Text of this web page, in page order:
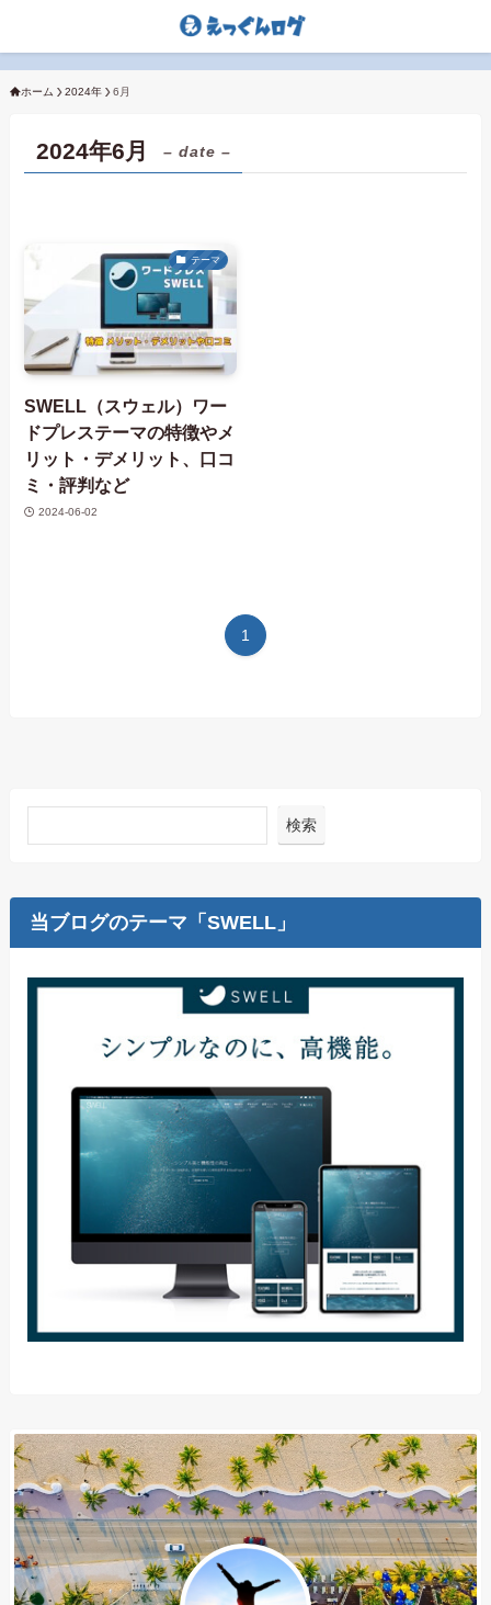
ホーム 2024年 6月
2024年6月 – date –
テーマ
SWELL（スウェル）ワー
ドプレステーマの特徴やメ
リット・デメリット、口コ
ミ・評判など
2024-06-02
1
検索
当ブログのテーマ「SWELL」